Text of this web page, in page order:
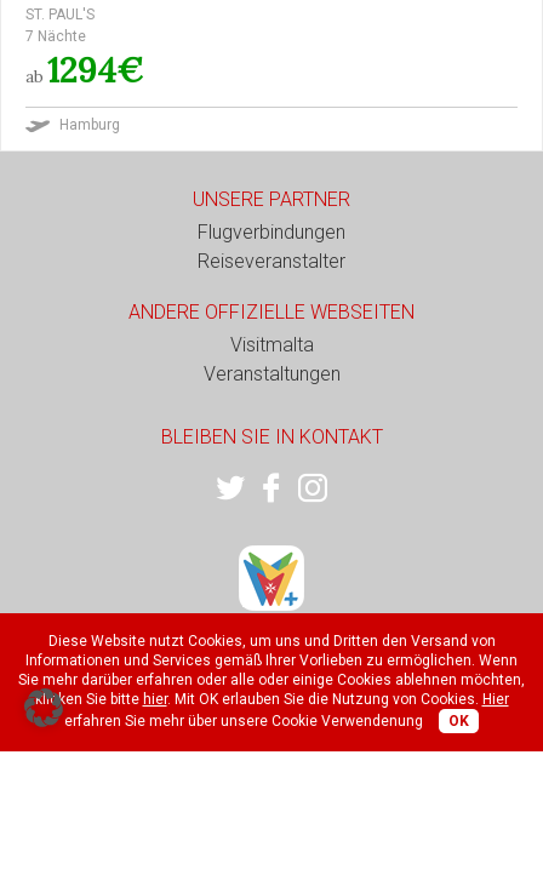
ST. PAUL'S
7 Nächte
ab 1294€
Hamburg
UNSERE PARTNER
Flugverbindungen
Reiseveranstalter
ANDERE OFFIZIELLE WEBSEITEN
Visitmalta
Veranstaltungen
BLEIBEN SIE IN KONTAKT
VisitMalta+
OFFICIAL APP FOR MALTA, GOZO & COMINO
Diese Website nutzt Cookies, um uns und Dritten den Versand von
Informationen und Services gemäß Ihrer Vorlieben zu ermöglichen. Wenn
Sie mehr darüber erfahren oder alle oder einige Cookies ablehnen möchten,
klicken Sie bitte hier. Mit OK erlauben Sie die Nutzung von Cookies. Hier
erfahren Sie mehr über unsere Cookie Verwendenung
OK